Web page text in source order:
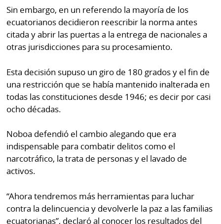
Sin embargo, en un referendo la mayoría de los
ecuatorianos decidieron reescribir la norma antes
citada y abrir las puertas a la entrega de nacionales a
otras jurisdicciones para su procesamiento.
Esta decisión supuso un giro de 180 grados y el fin de
una restricción que se había mantenido inalterada en
todas las constituciones desde 1946; es decir por casi
ocho décadas.
Noboa defendió el cambio alegando que era
indispensable para combatir delitos como el
narcotráfico, la trata de personas y el lavado de
activos.
“Ahora tendremos más herramientas para luchar
contra la delincuencia y devolverle la paz a las familias
ecuatorianas”, declaró al conocer los resultados del